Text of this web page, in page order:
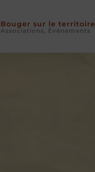
Bouger sur le territoire
Associations, Évènements